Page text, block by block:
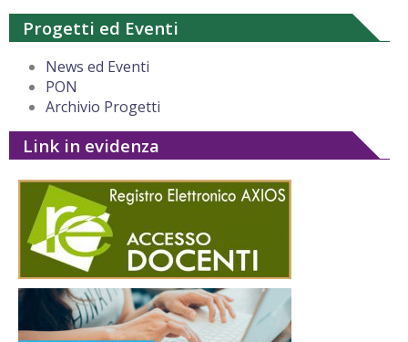
Progetti ed Eventi
News ed Eventi
PON
Archivio Progetti
Link in evidenza